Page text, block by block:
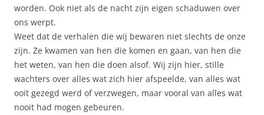
worden. Ook niet als de nacht zijn eigen schaduwen over
ons werpt.
Weet dat de verhalen die wij bewaren niet slechts de onze
zijn. Ze kwamen van hen die komen en gaan, van hen die
het weten, van hen die doen alsof. Wij zijn hier, stille
wachters over alles wat zich hier afspeelde, van alles wat
ooit gezegd werd of verzwegen, maar vooral van alles wat
nooit had mogen gebeuren.